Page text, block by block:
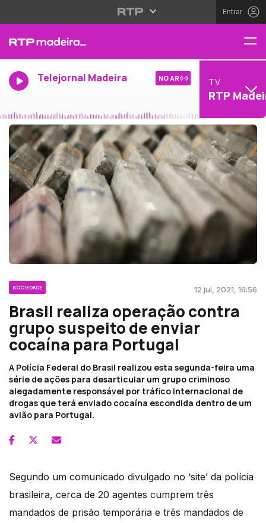
Entrar
Telejornal Madeira NO AR TV
RTP
SOCIEDADE 12 jul, 2021, 16:56
Brasil realiza operação contra
grupo suspeito de enviar
cocaína para Portugal
A Polícia Federal do Brasil realizou esta segunda-feira uma
série de ações para desarticular um grupo criminoso
alegadamente responsável por tráfico internacional de
drogas que terá enviado cocaína escondida dentro de um
avião para Portugal.
Segundo um comunicado divulgado no ‘site’ da polícia
brasileira, cerca de 20 agentes cumprem três
mandados de prisão temporária e três mandados de